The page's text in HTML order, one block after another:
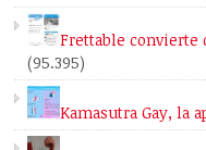
Frettable convierte
(95.395)
Kamasutra Gay, la